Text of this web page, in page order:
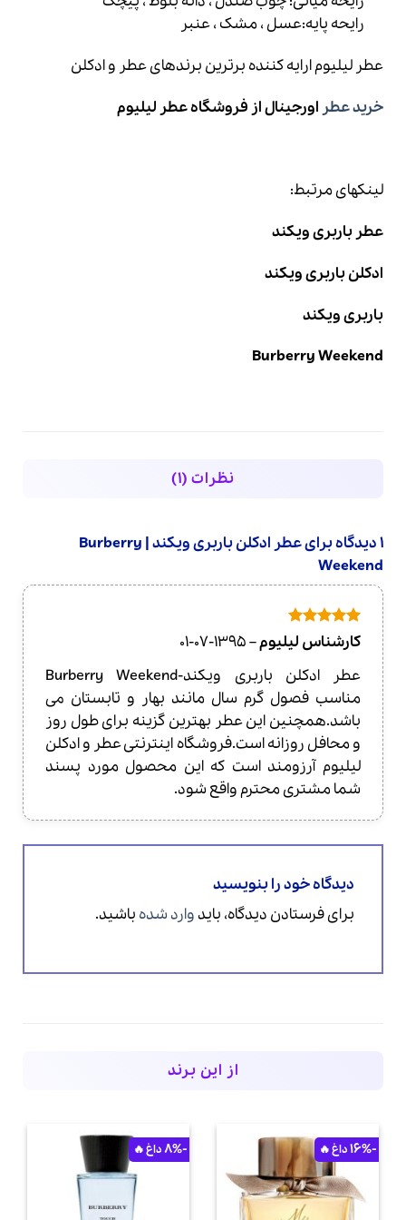
رایحه پایه:عسل ، مشک ، عنبر
عطر لیلیومارایه کننده برترین برندهای عطر و ادکلن
خرید عطر اورجینال از فروشگاه عطر لیلیوم
لینکهای مرتبط:
عطر باربری ویکند
ادکلن باربری ویکند
باربری ویکند
Burberry Weekend
نظرات (1)
1 دیدگاه برای
عطر ادکلن باربری ویکند | Burberry
Weekend
امتیاز
از
5
کارشناس لیلیوم–
1395-07-01
عطر ادکلن باربری ویکند-Burberry Weekend
مناسب فصول گرم سال مانند بهار و تابستان می
باشد.همچنین این عطر بهترین گزینه برای طول روز
و محافل روزانه است.فروشگاه اینترنتی عطر و ادکلن
لیلیوم آرزومند است که این محصول مورد پسند
شما مشتری محترم واقع شود.
دیدگاه خود را بنویسید
برای فرستادن دیدگاه، باید وارد شده باشید.
از این برند
-16%
-8%